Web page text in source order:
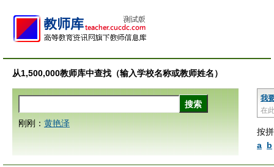
从1,500,000教师库中查找（输入学校名称或教师姓名）
我
在
按
a b
刚刚： 黄艳泽